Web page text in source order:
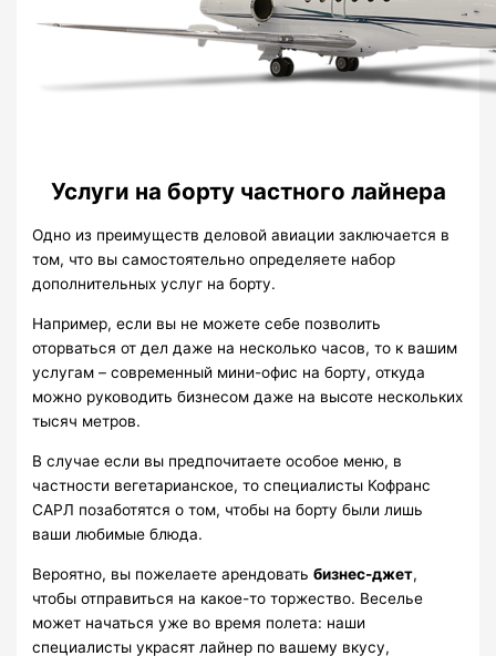
Услуги на борту частного лайнера
Одно из преимуществ деловой авиации заключается в
том, что вы самостоятельно определяете набор
дополнительных услуг на борту.
Например, если вы не можете себе позволить
оторваться от дел даже на несколько часов, то к вашим
услугам – современный мини-офис на борту, откуда
можно руководить бизнесом даже на высоте нескольких
тысяч метров.
В случае если вы предпочитаете особое меню, в
частности вегетарианское, то специалисты Кофранс
САРЛ позаботятся о том, чтобы на борту были лишь
ваши любимые блюда.
Вероятно, вы пожелаете арендоватьбизнес-джет,
чтобы отправиться на какое-то торжество. Веселье
может начаться уже во время полета: наши
специалисты украсят лайнер по вашему вкусу,